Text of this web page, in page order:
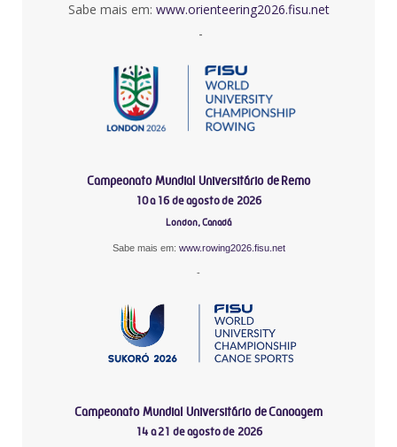
Sabe mais em: www.orienteering2026.fisu.net
-
Campeonato Mundial Universitário de Remo
10 a 16 de agosto de 2026
London, Canadá
Sabe mais em: www.rowing2026.fisu.net
-
Campeonato Mundial Universitário de Canoagem
14 a 21 de agosto de 2026